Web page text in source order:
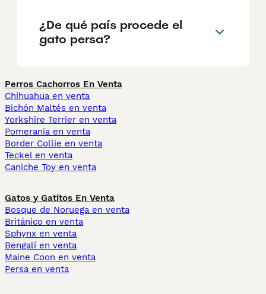
¿De qué país procede el
gato persa?
Perros Cachorros En Venta
Chihuahua en venta
Bichón Maltés en venta
Yorkshire Terrier en venta
Pomerania en venta
Border Collie en venta
Teckel en venta
Caniche Toy en venta
Gatos y Gatitos En Venta
Bosque de Noruega en venta
Británico en venta
Sphynx en venta
Bengalí en venta
Maine Coon en venta
Persa en venta